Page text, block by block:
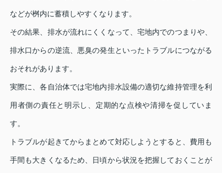
などが桝内に蓄積しやすくなります。
その結果、排水が流れにくくなって、宅地内でのつまりや、
排水口からの逆流、悪臭の発生といったトラブルにつながる
おそれがあります。
実際に、各自治体では宅地内排水設備の適切な維持管理を利
用者側の責任と明示し、定期的な点検や清掃を促していま
す。
トラブルが起きてからまとめて対応しようとすると、費用も
手間も大きくなるため、日頃から状況を把握しておくことが